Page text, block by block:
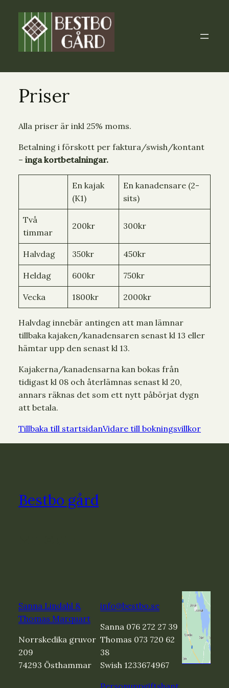
Priser
Alla priser är inkl 25% moms.
Betalning i förskott per faktura/swish/kontant
– inga kortbetalningar.
En kajak
(K1)
En kanadensare (2-
sits)
Två
timmar
200kr 300kr
Halvdag 350kr 450kr
Heldag 600kr 750kr
Vecka 1800kr 2000kr
Halvdag innebär antingen att man lämnar
tillbaka kajaken/kanadensaren senast kl 13 eller
hämtar upp den senast kl 13.
Kajakerna/kanadensarna kan bokas från
tidigast kl 08 och återlämnas senast kl 20,
annars räknas det som ett nytt påbörjat dygn
att betala.
Tillbaka till startsidanVidare till bokningsvillkor
Bestbo gård
Sanna Lindahl &
Thomas Marquart
Norrskedika gruvor
209
74293 Östhammar
info@bestbo.se
Sanna 076 272 27 39
Thomas 073 720 62
38
Swish 1233674967